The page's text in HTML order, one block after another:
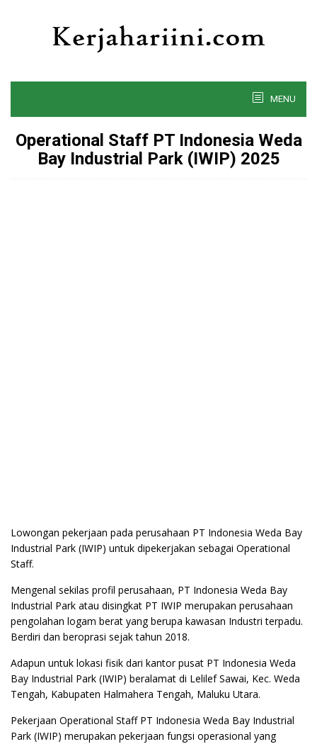
MENU
Operational Staff PT Indonesia Weda
Bay Industrial Park (IWIP) 2025
Lowongan pekerjaan pada perusahaan PT Indonesia Weda Bay
Industrial Park (IWIP) untuk dipekerjakan sebagai Operational
Staff.
Mengenal sekilas profil perusahaan, PT Indonesia Weda Bay
Industrial Park atau disingkat PT IWIP merupakan perusahaan
pengolahan logam berat yang berupa kawasan Industri terpadu.
Berdiri dan beroprasi sejak tahun 2018.
Adapun untuk lokasi fisik dari kantor pusat PT Indonesia Weda
Bay Industrial Park (IWIP) beralamat di Lelilef Sawai, Kec. Weda
Tengah, Kabupaten Halmahera Tengah, Maluku Utara.
Pekerjaan Operational Staff PT Indonesia Weda Bay Industrial
Park (IWIP) merupakan pekerjaan fungsi operasional yang